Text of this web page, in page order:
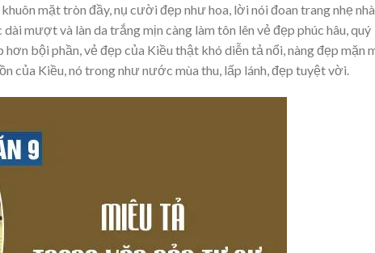
mặt tròn đầy, nụ cười đẹp như hoa, lời nói đoan trang nhẹ
mượt và làn da trắng mịn càng làm tôn lên vẻ đẹp phúc hâu, quý
bội phần, vẻ đẹp của Kiều thật khó diễn tả nổi, nàng đẹp mặn
của Kiều, nó trong như nước mùa thu, lấp lánh, đẹp tuyệt vời.